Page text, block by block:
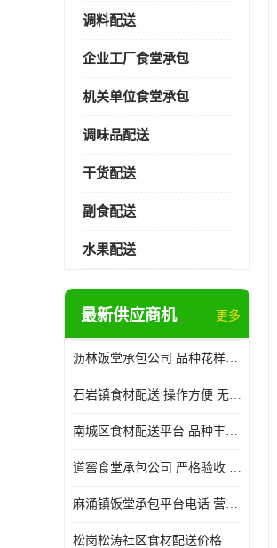
调料配送
企业工厂食堂承包
机关单位食堂承包
调味品配送
干货配送
副食配送
水果配送
最新供应商机 更多
沥林饭堂承包公司 品种花样丰富 提高员工饮食质量
石岩镇食材配送 操作方便 无需亲自管理
南城区食材配送平台 品种丰富 配送时间较短
道窖食堂承包公司 严格验收 维持供膳品质稳定
麻涌镇饭堂承包平台电话 营养均衡 定期推出新菜式
松岗松涛社区食材配送价格 搭配均匀 菜式品种类别多